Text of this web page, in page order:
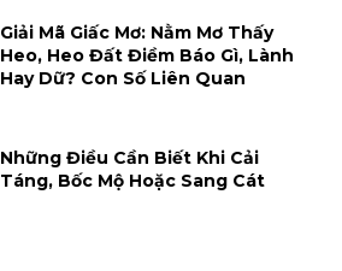
Giải Mã Giấc Mơ: Nằm Mơ Thấy
Heo, Heo Đất Điềm Báo Gì, Lành
Hay Dữ? Con Số Liên Quan
Những Điều Cần Biết Khi Cải
Táng, Bốc Mộ Hoặc Sang Cát